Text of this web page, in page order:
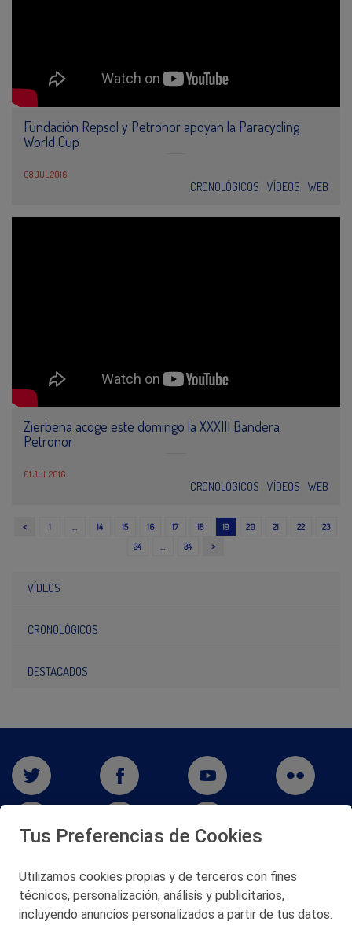
Fundación Repsol y Petronor apoyan la Paracycling
World Cup
08 JUL 2016
CRONOLÓGICOS VÍDEOS WEB
Zierbena acoge este domingo la XXXIII Bandera
Petronor
01 JUL 2016
CRONOLÓGICOS VÍDEOS WEB
< 1 14 15 16 17 18 19 20 21 22
23
24
34 >
VÍDEOS
CRONOLÓGICOS
DESTACADOS
San Martín 5-Edificio Muñatones,
48550 Muskiz (Bizkaia)
Tus Preferencias de Cookies
Utilizamos cookies propias y de terceros con fines
técnicos, personalización, análisis y publicitarios,
incluyendo anuncios personalizados a partir de tus datos.